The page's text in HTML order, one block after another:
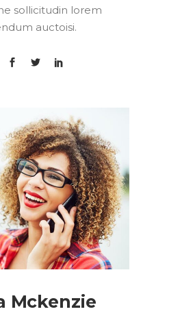
sollicitudin lorem
auctoisi.
Mckenzie